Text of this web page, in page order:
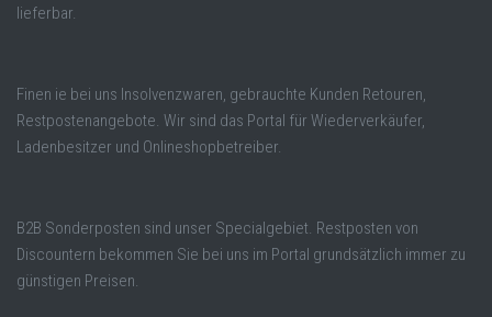
lieferbar.
Finen ie bei uns Insolvenzwaren, gebrauchte Kunden Retouren,
Restpostenangebote. Wir sind das Portal für Wiederverkäufer,
Ladenbesitzer und Onlineshopbetreiber.
B2B Sonderposten sind unser Specialgebiet. Restposten von
Discountern bekommen Sie bei uns im Portal grundsätzlich immer zu
günstigen Preisen.